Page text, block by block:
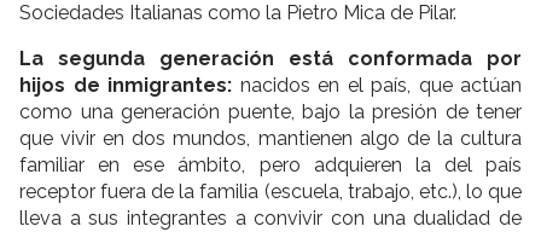
Sociedades Italianas como la Pietro Mica de Pilar.
La segunda generación está conformada por
hijos de inmigrantes: nacidos en el país, que actúan
como una generación puente, bajo la presión de tener
que vivir en dos mundos, mantienen algo de la cultura
familiar en ese ámbito, pero adquieren la del país
receptor fuera de la familia (escuela, trabajo, etc.), lo que
lleva a sus integrantes a convivir con una dualidad de